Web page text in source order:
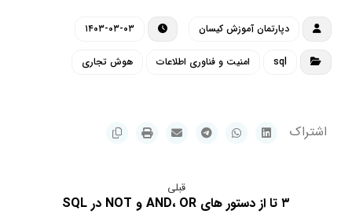
دپارتمان آموزش کیسان ۱۴۰۳-۰۳-۰۳
sql امنیت و فناوری اطلاعات هوش تجاری
قبلی
۳ تا از دستور های AND، OR و NOT در SQL